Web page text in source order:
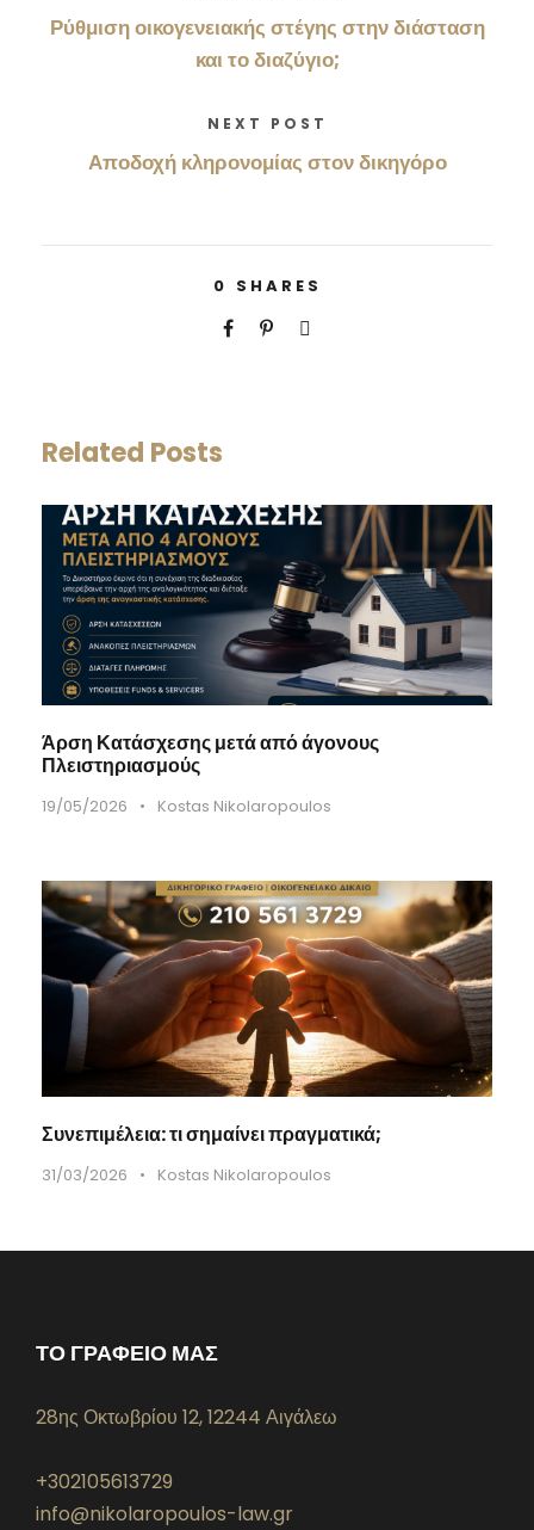
Ρύθμιση οικογενειακής στέγης στην διάσταση
και το διαζύγιο;
NEXT POST
Αποδοχή κληρονομίας στον δικηγόρο
0 SHARES
Related Posts
Άρση Κατάσχεσης μετά από άγονους
Πλειστηριασμούς
19/05/2026 • Kostas Nikolaropoulos
Συνεπιμέλεια: τι σημαίνει πραγματικά;
31/03/2026 • Kostas Nikolaropoulos
ΤΟ ΓΡΑΦΕΙΟ ΜΑΣ
28ης Οκτωβρίου 12, 12244 Αιγάλεω
+302105613729
info@nikolaropoulos-law.gr